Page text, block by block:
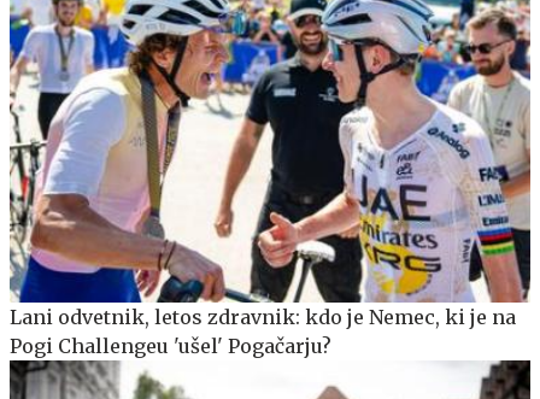
Lani odvetnik, letos zdravnik: kdo je Nemec, ki je na
Pogi Challengeu 'ušel' Pogačarju?